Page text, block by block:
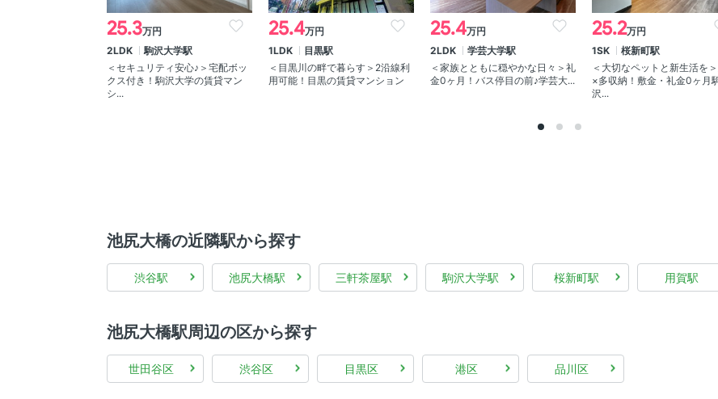
25.3万円
2LDK
駒沢大学駅
＜セキュリティ安心♪＞宅配ボッ
クス付き！駒沢大学の賃貸マン
シ...
25.4万円
1LDK
目黒駅
＜目黒川の畔で暮らす＞2沿線利
用可能！目黒の賃貸マンション
25.4万円
2LDK
学芸大学駅
＜家族とともに穏やかな日々＞礼
金0ヶ月！バス停目の前♪学芸大...
25.2万円
1SK
桜新町駅
＜大切なペットと新生活を
×多収納！敷金・礼金0ヶ月
沢...
池尻大橋の近隣駅から探す
渋谷駅 池尻大橋駅 三軒茶屋駅 駒沢大学駅 桜新町駅 用賀駅
池尻大橋駅周辺の区から探す
世田谷区 渋谷区 目黒区 港区 品川区